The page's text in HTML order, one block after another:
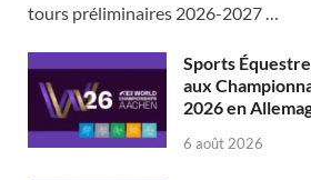
tours préliminaires 2026-2027 …
Sports
aux
2026 en
6 août 2026